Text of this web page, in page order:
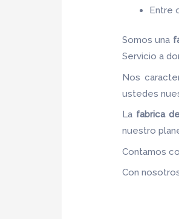
Entre
Somos una
Servicio a
Nos
ustedes
La fabrica
nuestro
Contamos
Con